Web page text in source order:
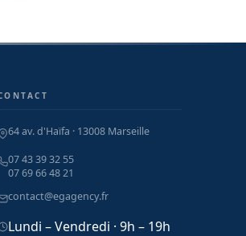
64 av. d'Haïfa · 13008 Marseille
07 43 39 32 55
07 69 66 48 21
contact@egagency.fr
Lundi – Vendredi · 9h – 19h